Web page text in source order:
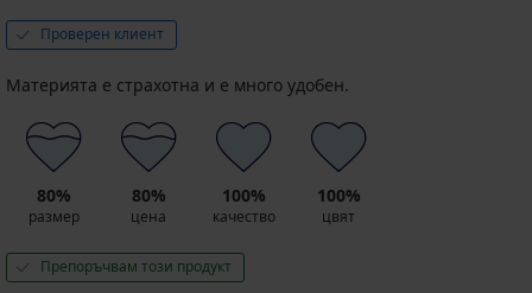
Проверен клиент
Материята е страхотна и е много удобен.
80%
размер
80%
цена
100%
качество
100%
цвят
Препоръчвам този продукт